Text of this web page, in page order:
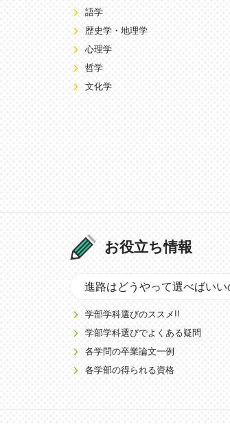
語学
歴史学・地理学
心理学
哲学
文化学
お役立ち情報
進路はどうやって選べばいい
学部学科選びのススメ!!
学部学科選びでよくある疑問
各学問の卒業論文一例
各学部の得られる資格